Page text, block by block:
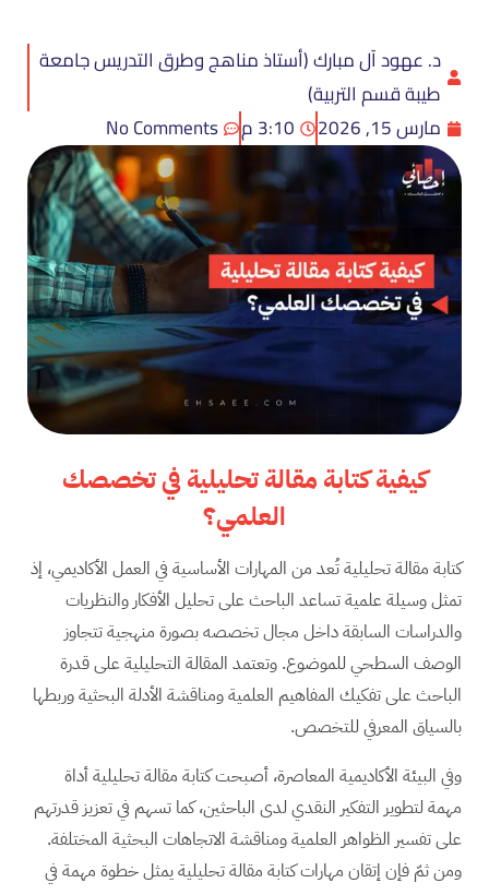
د. عهود آل مبارك (أستاذ مناهج وطرق التدريس جامعة
طيبة قسم التربية)
مارس 15, 2026
3:10 م No Comments
كيفية كتابة مقالة تحليلية في تخصصك
العلمي؟
كتابة مقالة تحليلية تُعد من المهارات الأساسية في العمل الأكاديمي، إذ
تمثل وسيلة علمية تساعد الباحث على تحليل الأفكار والنظريات
والدراسات السابقة داخل مجال تخصصه بصورة منهجية تتجاوز
الوصف السطحي للموضوع. وتعتمد المقالة التحليلية على قدرة
الباحث على تفكيك المفاهيم العلمية ومناقشة الأدلة البحثية وربطها
بالسياق المعرفي للتخصص.
وفي البيئة الأكاديمية المعاصرة، أصبحت كتابة مقالة تحليلية أداة
مهمة لتطوير التفكير النقدي لدى الباحثين، كما تسهم في تعزيز قدرتهم
على تفسير الظواهر العلمية ومناقشة الاتجاهات البحثية المختلفة.
ومن ثمّ فإن إتقان مهارات كتابة مقالة تحليلية يمثل خطوة مهمة في